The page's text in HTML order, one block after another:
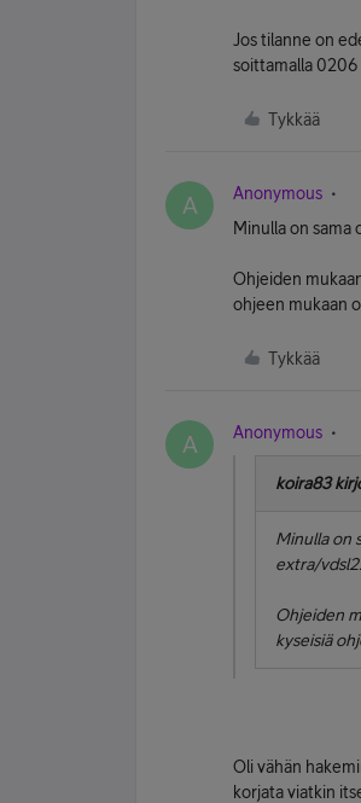
Jos tilanne on
soittamalla 0206
Tykkää
A Anonymous
Minulla on sama
Ohjeiden
ohjeen mukaan
Tykkää
A Anonymous
koira83
Minulla on
extra/vdsl2.
Ohjeiden
kyseisiä
Oli vähän
korjata viatkin